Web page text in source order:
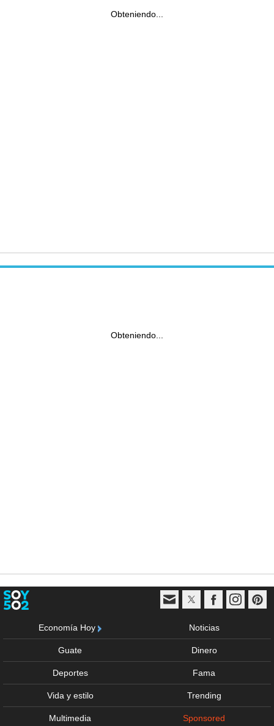
Obteniendo...
Obteniendo...
Economía Hoy Noticias
Guate Dinero
Deportes Fama
Vida y estilo Trending
Multimedia Sponsored